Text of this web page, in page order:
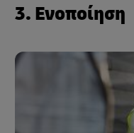
3. Ενοποίηση